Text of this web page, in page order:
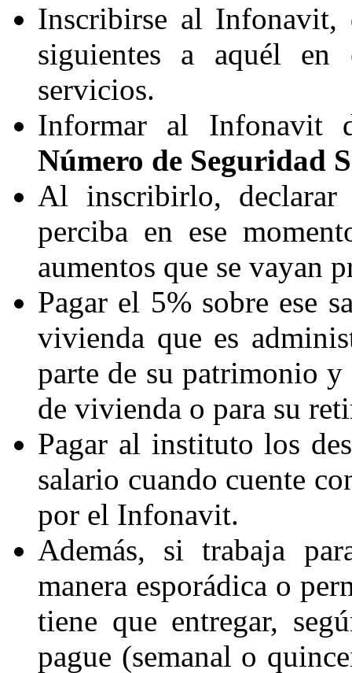
Inscribirse al Infonavit,
siguientes a aquél en
servicios.
Informar al Infonavit
Número de Seguridad
Al inscribirlo,
perciba en ese
aumentos que se vayan
Pagar el 5% sobre ese
vivienda que es
parte de su patrimonio
de vivienda o para su
Pagar al instituto los
salario cuando cuente
por el Infonavit.
Además, si trabaja
manera esporádica o
tiene que entregar,
pague (semanal o